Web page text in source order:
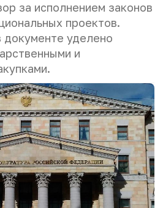
за исполнением законов
проектов.
документе уделено
и